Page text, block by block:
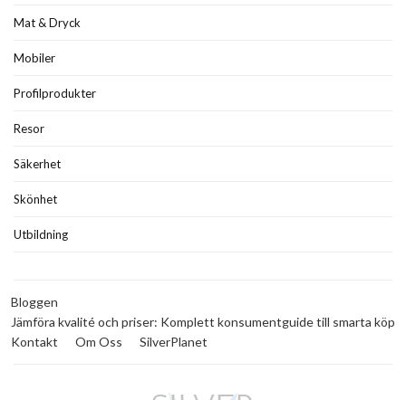
Mat & Dryck
Mobiler
Profilprodukter
Resor
Säkerhet
Skönhet
Utbildning
Bloggen
Jämföra kvalité och priser: Komplett konsumentguide till smarta köp
Kontakt
Om Oss SilverPlanet